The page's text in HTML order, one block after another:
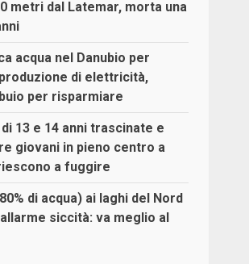
metri dal Latemar, morta una
acqua nel Danubio per
di elettricità,
per risparmiare
13 e 14 anni trascinate e
giovani in pieno centro a
a fuggire
di acqua) ai laghi del Nord
siccità: va meglio al